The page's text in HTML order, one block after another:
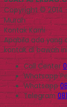
Copyright © 2014
Murah
Kontak Kami
Apabila ada yang
kontak di bawah
Call Center
Whatsapp
Whatsapp
Telegram